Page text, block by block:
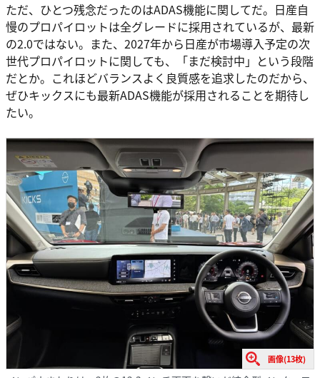
ただ、ひとつ残念だったのはADAS機能に関してだ。日産自
慢のプロパイロットは全グレードに採用されているが、最新
の2.0ではない。また、2027年から日産が市場導入予定の次
世代プロパイロットに関しても、「まだ検討中」という段階
だとか。これほどバランスよく良質感を追求したのだから、
ぜひキックスにも最新ADAS機能が採用されることを期待し
たい。
画像(13枚)